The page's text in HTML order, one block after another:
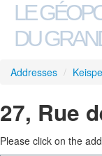
LE
DU
Addresses /
27, Rue
Please click on the